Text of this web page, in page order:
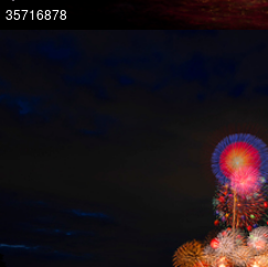
35716878